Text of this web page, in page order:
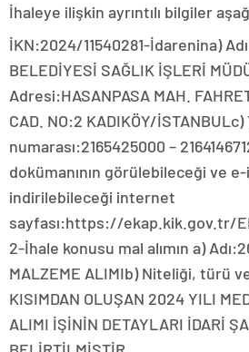
İhaleye ilişkin ayrıntılı bilgiler
İKN:2024/11540281-İdarenina)
BELEDİYESİ SAĞLIK İŞLERİ
Adresi:HASANPASA MAH.
CAD. NO:2 KADIKÖY/
numarası:2165425000 –
dokümanının görülebileceği ve
indirilebileceği internet
sayfası:https://ekap.kik.gov.tr/
2-İhale konusu mal alımın a)
MALZEME ALIMIb) Niteliği, türü
KISIMDAN OLUŞAN 2024 YILI
ALIMI İŞİNİN DETAYLARI İDARİ